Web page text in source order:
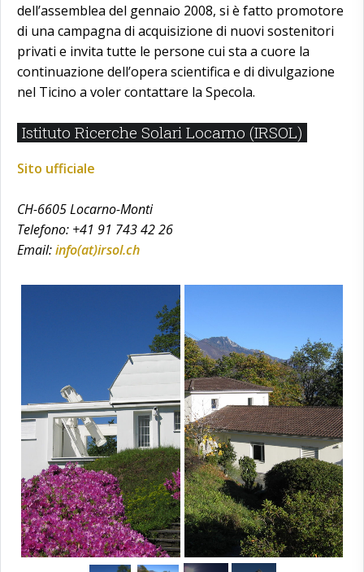
dell’assemblea del gennaio 2008, si è fatto promotore
di una campagna di acquisizione di nuovi sostenitori
privati e invita tutte le persone cui sta a cuore la
continuazione dell’opera scientifica e di divulgazione
nel Ticino a voler contattare la Specola.
Istituto Ricerche Solari Locarno (IRSOL)
Sito ufficiale
CH-6605 Locarno-Monti
Telefono: +41 91 743 42 26
Email:info(at)irsol.ch